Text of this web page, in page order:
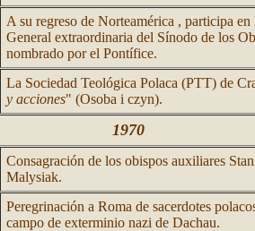
A su regreso de Norteamérica , participa
General extraordinaria del Sínodo de los
nombrado por el Pontífice.
La Sociedad Teológica Polaca (PTT) de
y acciones" (Osoba i czyn).
1970
Consagración de los obispos auxiliares
Malysiak.
Peregrinación a Roma de sacerdotes
campo de exterminio nazi de Dachau.